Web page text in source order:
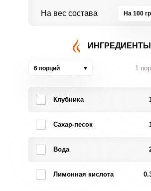
На вес состава На 100
ИНГРЕДИЕНТЫ
6 порций 1
Клубника
Сахар-песок
Вода
Лимонная кислота